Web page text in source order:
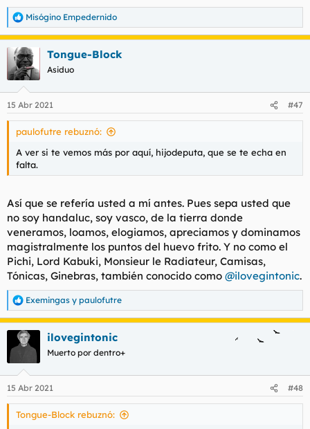
R
e
a
c
c
i
e
s
Misógino Empedernido
Tongue-Block
Asiduo
15 Abr 2021 #47
paulofutre rebuznó:
A ver si te vemos más por aquí, hijodeputa, que se te echa en
falta.
Así que se refería usted a mí antes. Pues sepa usted que
no soy handaluc, soy vasco, de la tierra donde
veneramos, loamos, elogiamos, apreciamos y dominamos
magistralmente los puntos del huevo frito. Y no como el
Pichi, Lord Kabuki, Monsieur le Radiateur, Camisas,
Tónicas, Ginebras, también conocido como @ilovegintonic.
R
e
a
c
e
s
Exemingas y paulofutre
ilovegintonic
Muerto por dentro+
15 Abr 2021 #48
Tongue-Block rebuznó: